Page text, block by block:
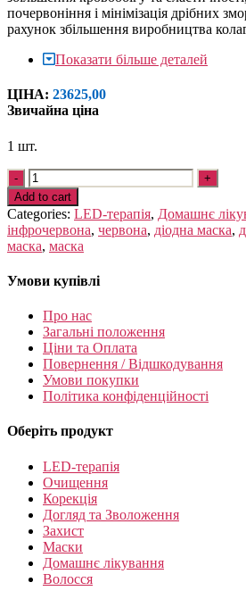
почервоніння і мінімізація дрібних
рахунок збільшення виробництва
Показати більше деталей
ЦІНА: 23625,00
Звичайна ціна
1 шт.
L.E.D
Hand
quantity
Quantity
Add to cart
Categories: LED-терапія, Домашнє
інфрочервона, червона, діодна маска,
маска, маска
Умови купівлі
Про нас
Загальні положення
Ціни та Оплата
Повернення / Відшкодування
Умови покупки
Політика конфіденційності
Оберіть продукт
LED-терапія
Очищення
Корекція
Догляд та Зволоження
Захист
Маски
Домашнє лікування
Волосся